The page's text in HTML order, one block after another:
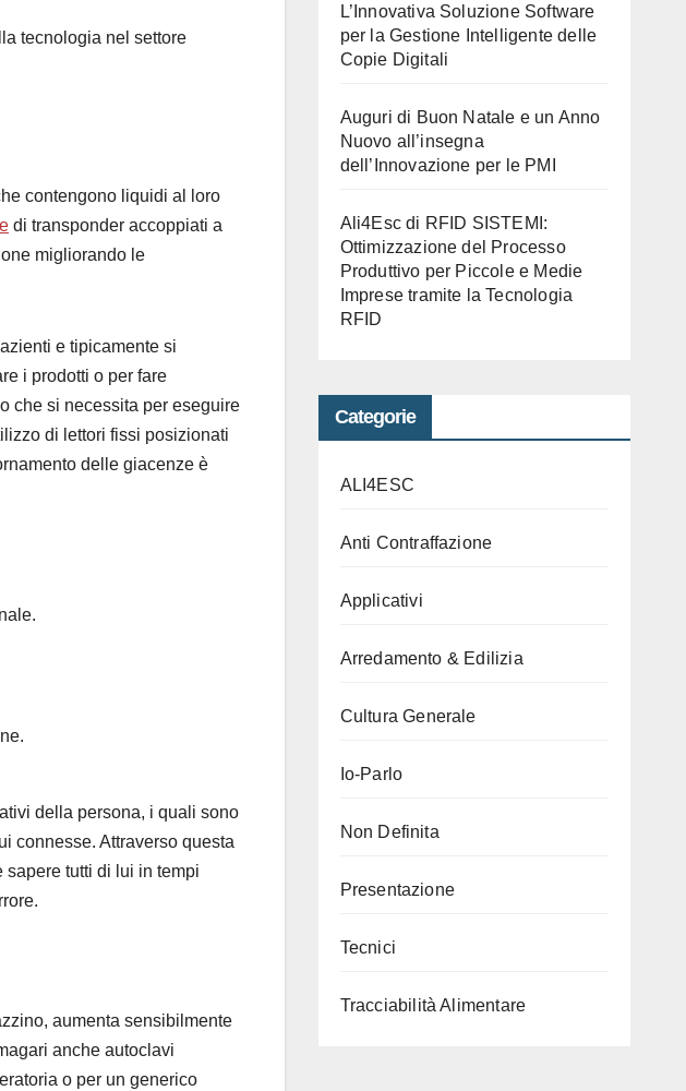
tecnologia nel settore
contengono liquidi al loro
di transponder accoppiati a
migliorando le
e tipicamente si
i prodotti o per fare
che si necessita per eseguire
di lettori fissi posizionati
delle giacenze è
della persona, i quali sono
connesse. Attraverso questa
tutti di lui in tempi
aumenta sensibilmente
anche autoclavi
o per un generico
L’Innovativa Soluzione Software
per la Gestione Intelligente delle
Copie Digitali
Auguri di Buon Natale e un Anno
Nuovo all’insegna
dell’Innovazione per le PMI
Ali4Esc di RFID SISTEMI:
Ottimizzazione del Processo
Produttivo per Piccole e Medie
Imprese tramite la Tecnologia
RFID
Categorie
ALI4ESC
Anti Contraffazione
Applicativi
Arredamento & Edilizia
Cultura Generale
Io-Parlo
Non Definita
Presentazione
Tecnici
Tracciabilità Alimentare